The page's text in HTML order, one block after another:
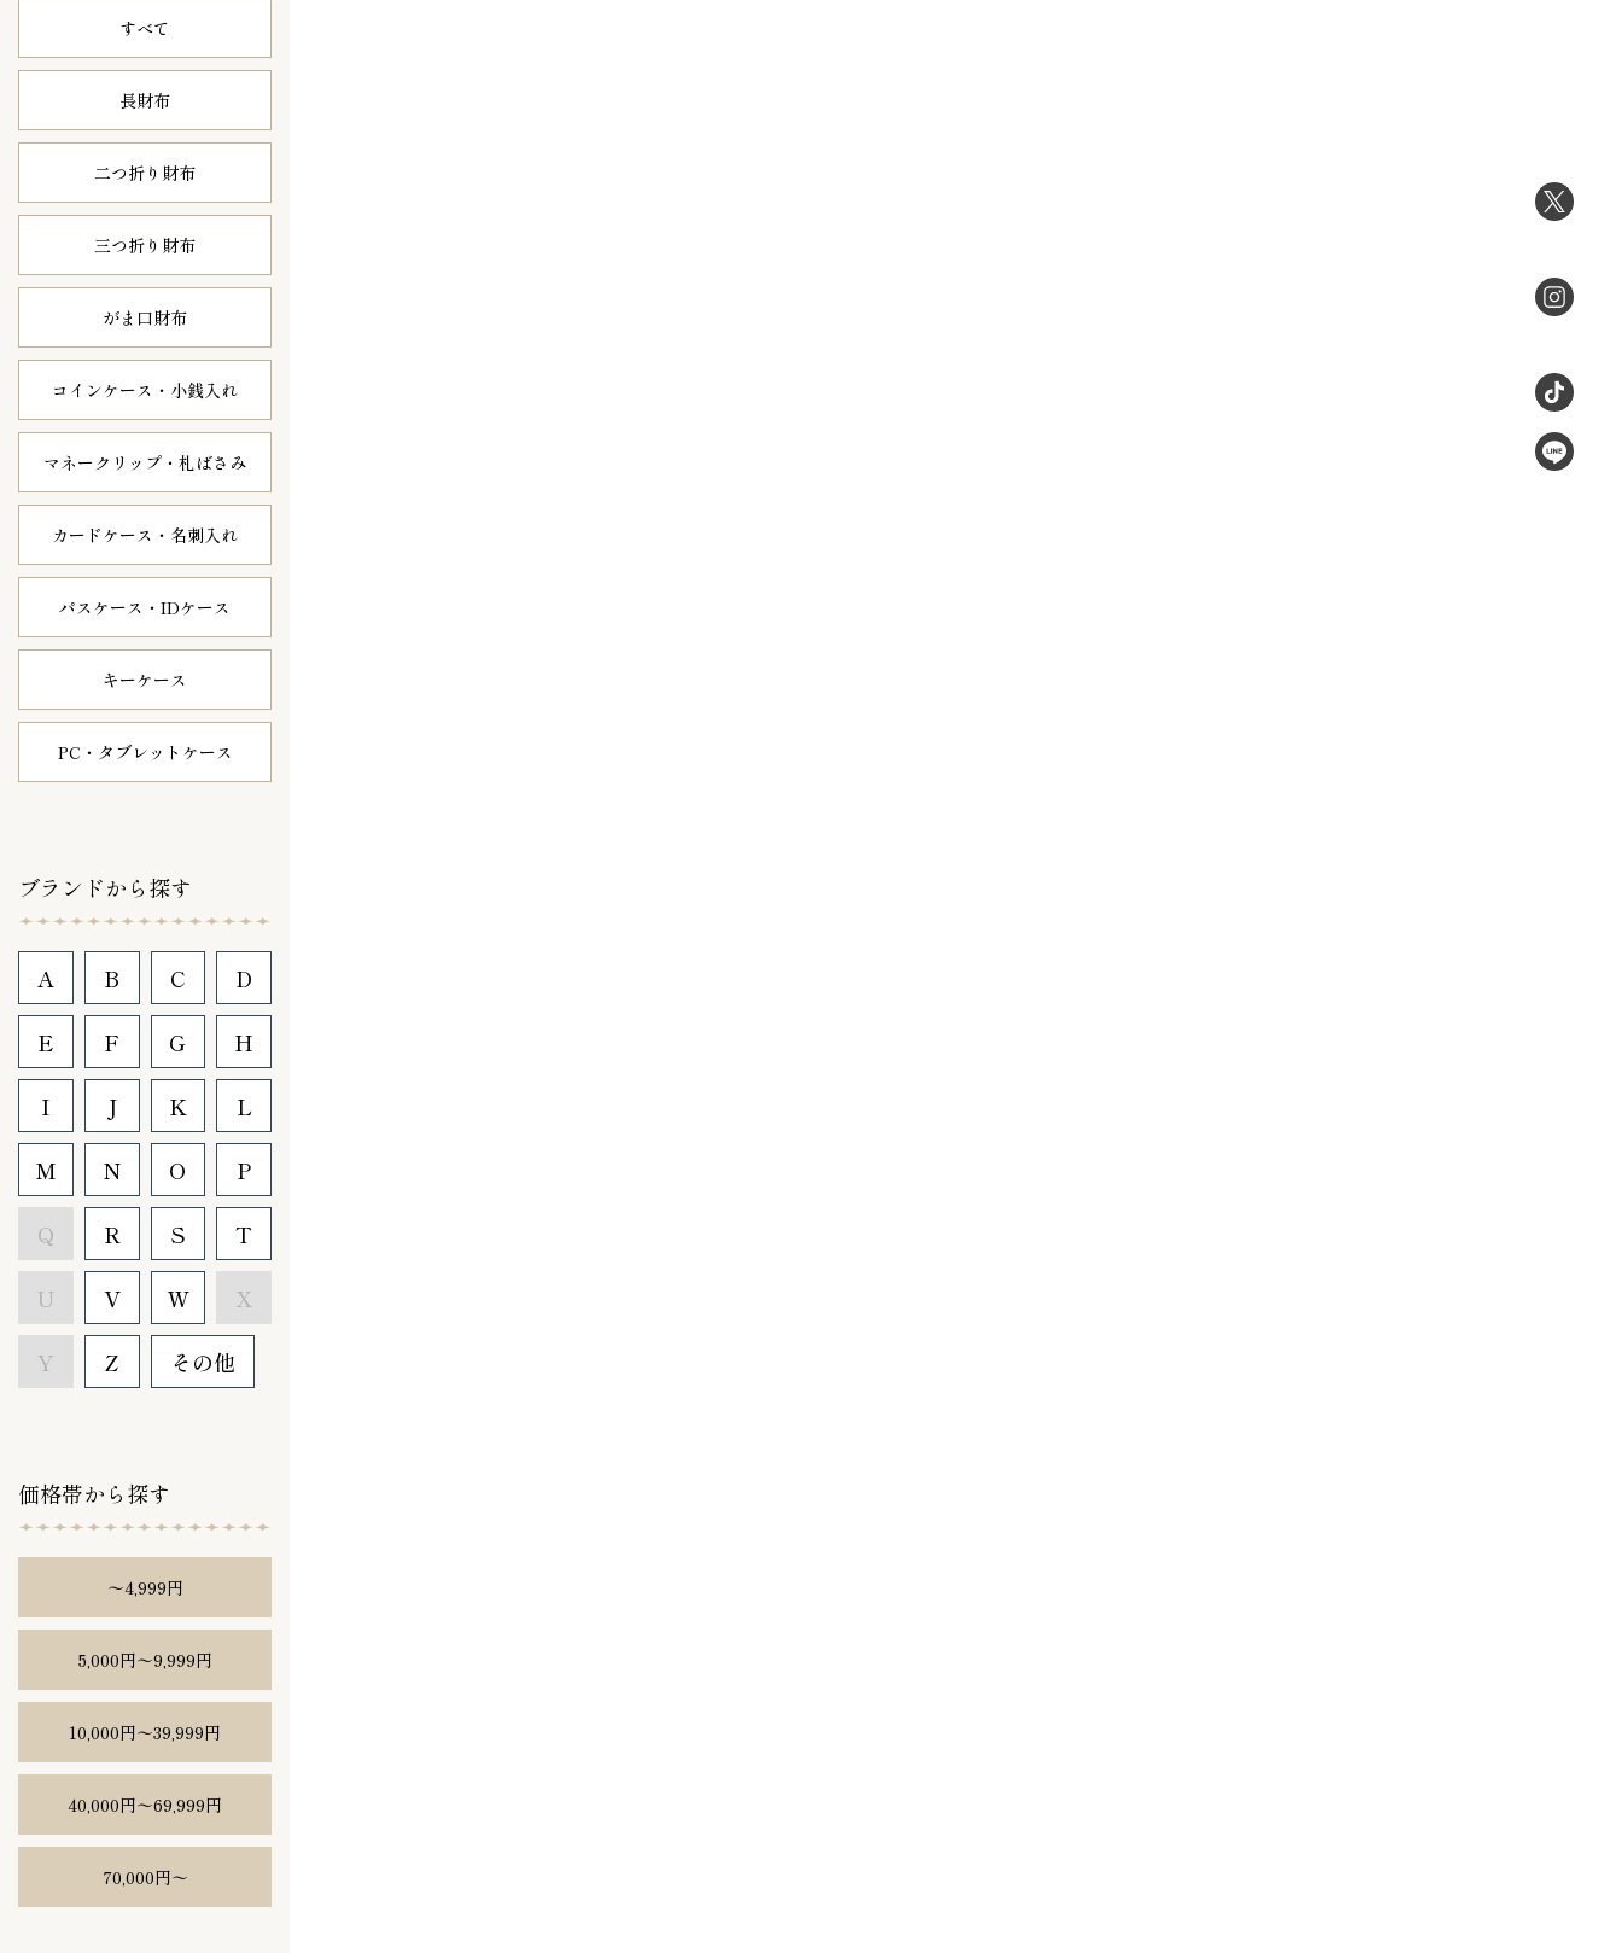
すべて
長財布
二つ折り財布
三つ折り財布
がま口財布
コインケース・ 小銭入れ
マネークリップ・ 札ばさみ
カードケース・ 名刺入れ
パスケース・ IDケース
キーケース
PC・タブレット ケース
ブランドから探す
A B C D
E F G H
I J K L
M N O P
Q R S T
U V W X
Y Z その他
価格帯から探す
〜4,999円
5,000円〜9,999円
10,000円〜39,999円
40,000円〜69,999円
70,000円〜